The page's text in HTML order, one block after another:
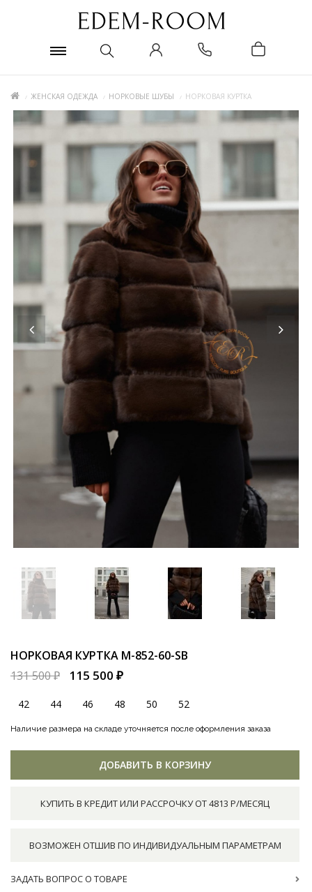
ЖЕНСКАЯ ОДЕЖДА НОРКОВЫЕ ШУБЫ НОРКОВАЯ КУРТКА
НОРКОВАЯ КУРТКА M-852-60-SB
131 500 ₽
115 500 ₽
42 44 46 48 50 52
Наличие размера на складе уточняется после оформления заказа
ДОБАВИТЬ В КОРЗИНУ
КУПИТЬ В КРЕДИТ ИЛИ РАССРОЧКУ ОТ 4813 Р/МЕСЯЦ
ВОЗМОЖЕН ОТШИВ ПО ИНДИВИДУАЛЬНЫМ ПАРАМЕТРАМ
ЗАДАТЬ ВОПРОС О ТОВАРЕ